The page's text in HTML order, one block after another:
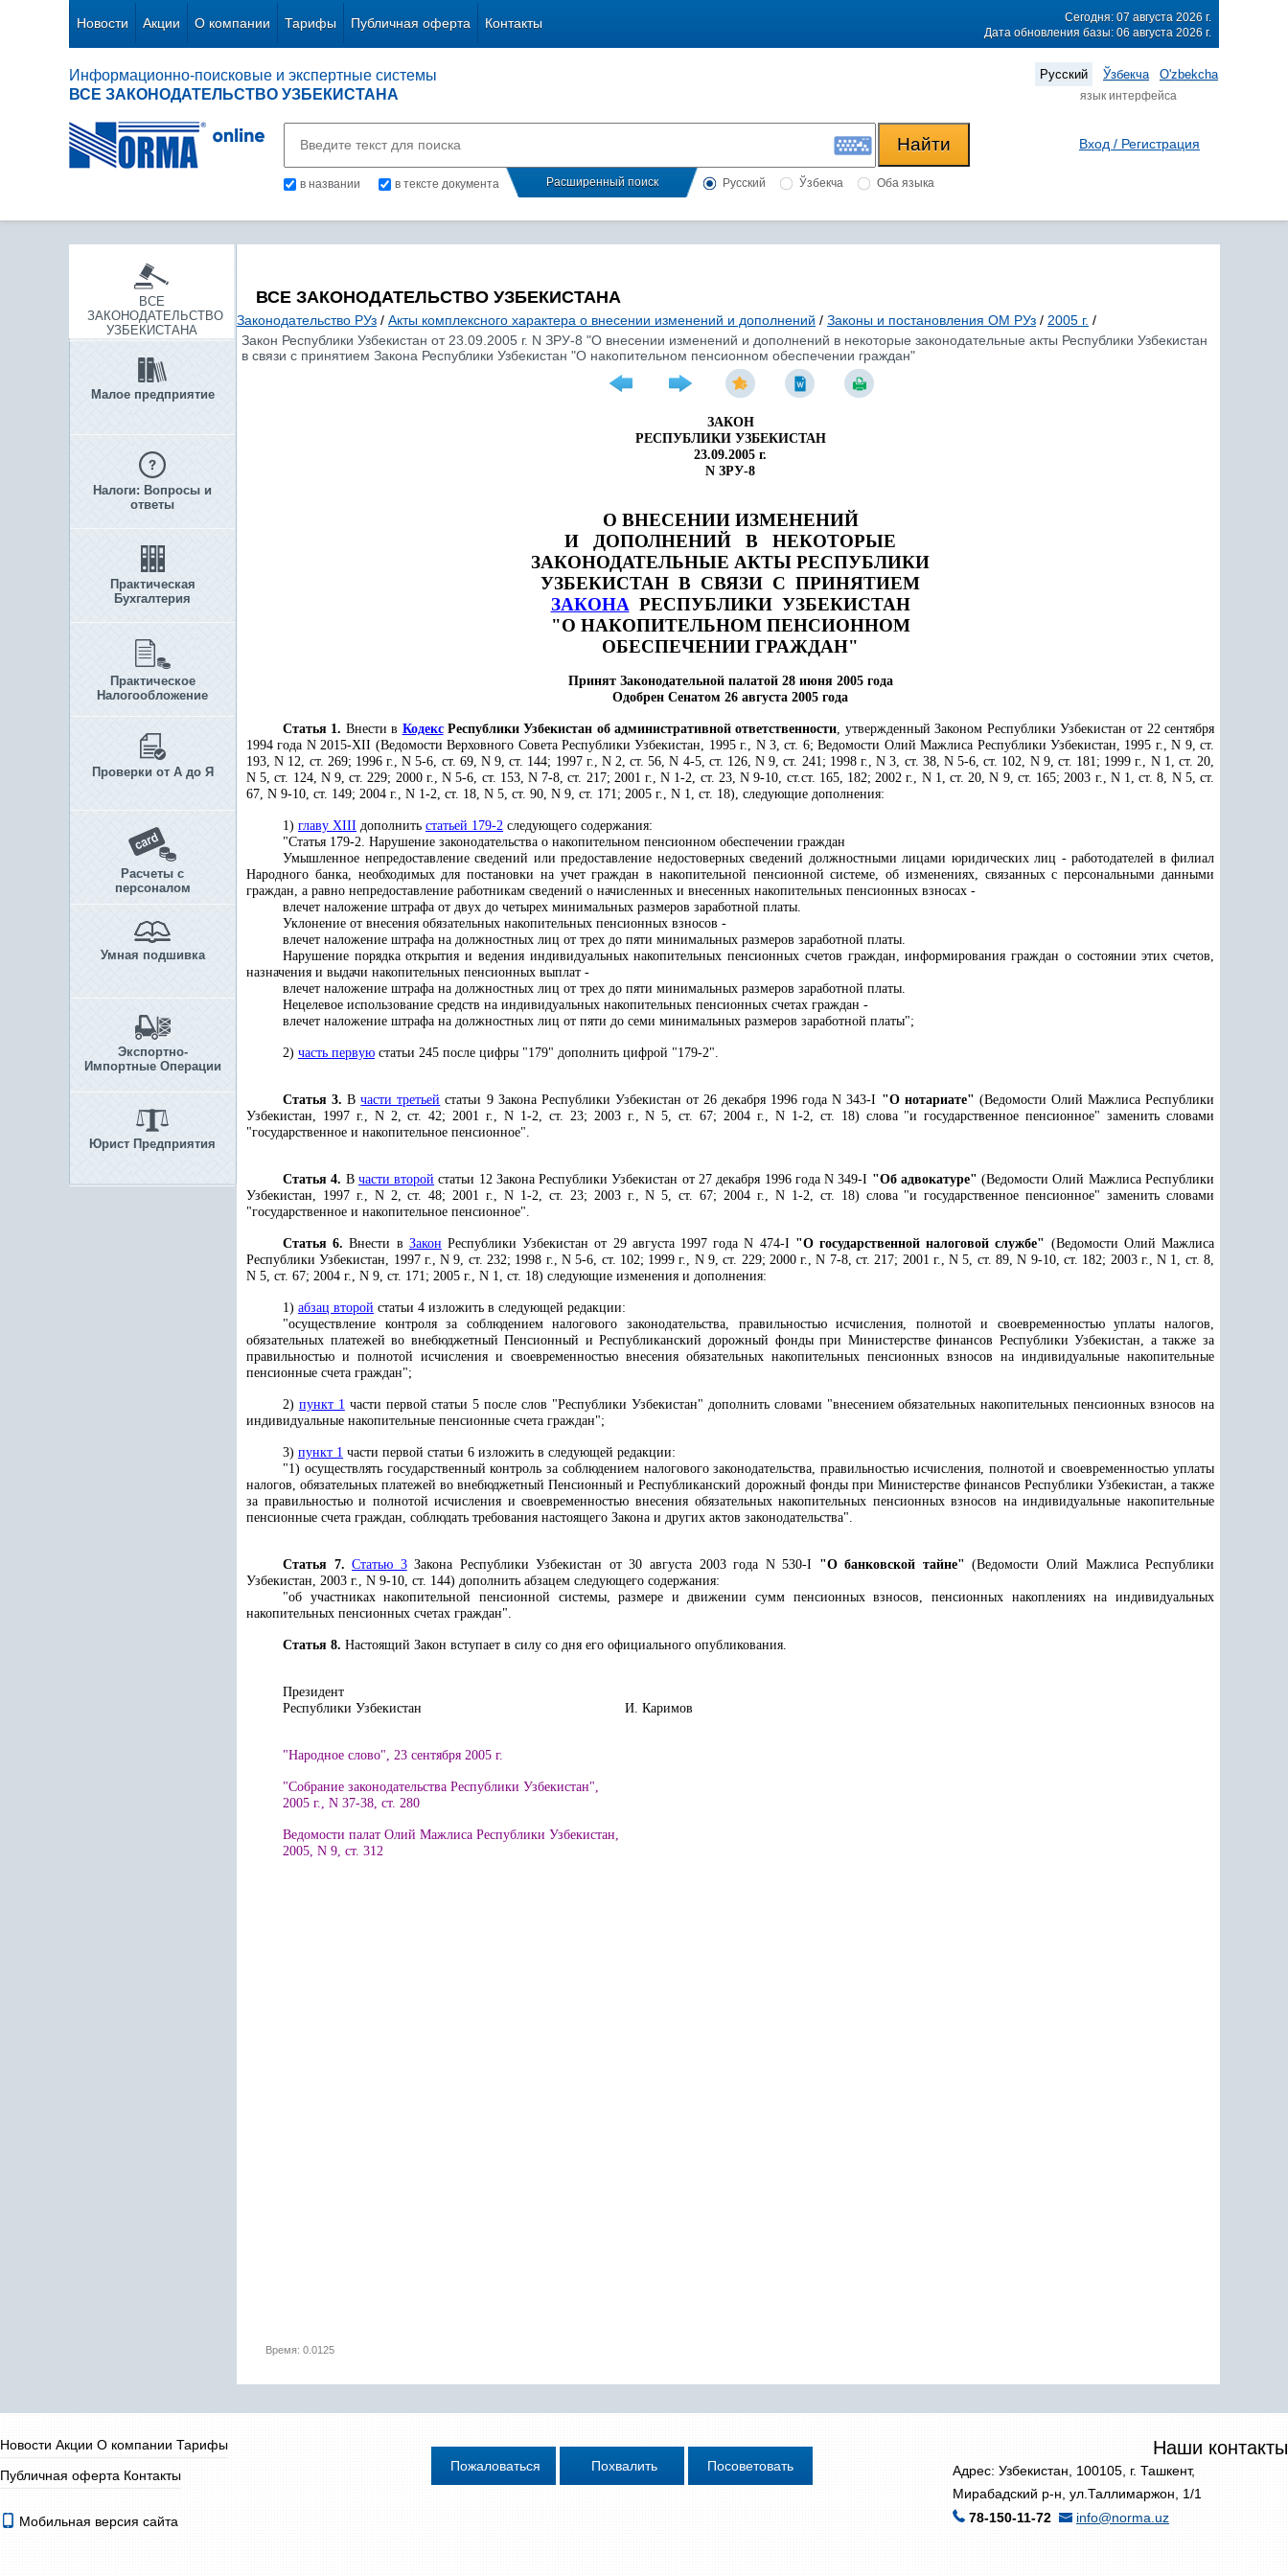
Новости Акции О компании Тарифы Публичная оферта Контакты
Сегодня: 07 августа 2026 г.
Дата обновления базы: 06 августа 2026 г.
Информационно-поисковые и экспертные системы
ВСЕ ЗАКОНОДАТЕЛЬСТВО УЗБЕКИСТАНА
Русский Ўзбекча O'zbekcha
язык интерфейса
в названии в тексте документа Расширенный поиск Русский Ўзбекча Оба языка
Вход / Регистрация
ВСЕ
ЗАКОНОДАТЕЛЬСТВО
УЗБЕКИСТАНА
Малое предприятие
Налоги: Вопросы и
ответы
Практическая
Бухгалтерия
Практическое
Налогообложение
Проверки от А до Я
Расчеты с
персоналом
Умная подшивка
Экспортно-
Импортные Операции
Юрист Предприятия
ВСЕ ЗАКОНОДАТЕЛЬСТВО УЗБЕКИСТАНА
Законодательство РУз / Акты комплексного характера о внесении изменений и дополнений / Законы и постановления ОМ РУз / 2005 г. /
Закон Республики Узбекистан от 23.09.2005 г. N ЗРУ-8 "О внесении изменений и дополнений в некоторые законодательные акты Республики Узбекистан
в связи с принятием Закона Республики Узбекистан "О накопительном пенсионном обеспечении граждан"
ЗАКОН
РЕСПУБЛИКИ УЗБЕКИСТАН
23.09.2005 г.
N ЗРУ-8
О ВНЕСЕНИИ ИЗМЕНЕНИЙ
И ДОПОЛНЕНИЙ В НЕКОТОРЫЕ
ЗАКОНОДАТЕЛЬНЫЕ АКТЫ РЕСПУБЛИКИ
УЗБЕКИСТАН В СВЯЗИ С ПРИНЯТИЕМ
ЗАКОНА РЕСПУБЛИКИ УЗБЕКИСТАН
"О НАКОПИТЕЛЬНОМ ПЕНСИОННОМ
ОБЕСПЕЧЕНИИ ГРАЖДАН"
Принят Законодательной палатой 28 июня 2005 года
Одобрен Сенатом 26 августа 2005 года
Статья 1. Внести в КодексРеспублики Узбекистан об административной ответственности, утвержденный Законом Республики Узбекистан от 22 сентября
1994 года N 2015-ХII (Ведомости Верховного Совета Республики Узбекистан, 1995 г., N 3, ст. 6; Ведомости Олий Мажлиса Республики Узбекистан, 1995 г., N 9, ст.
193, N 12, ст. 269; 1996 г., N 5-6, ст. 69, N 9, ст. 144; 1997 г., N 2, ст. 56, N 4-5, ст. 126, N 9, ст. 241; 1998 г., N 3, ст. 38, N 5-6, ст. 102, N 9, ст. 181; 1999 г., N 1, ст. 20,
N 5, ст. 124, N 9, ст. 229; 2000 г., N 5-6, ст. 153, N 7-8, ст. 217; 2001 г., N 1-2, ст. 23, N 9-10, ст.ст. 165, 182; 2002 г., N 1, ст. 20, N 9, ст. 165; 2003 г., N 1, ст. 8, N 5, ст.
67, N 9-10, ст. 149; 2004 г., N 1-2, ст. 18, N 5, ст. 90, N 9, ст. 171; 2005 г., N 1, ст. 18), следующие дополнения:
1) главу XIII дополнить статьей 179-2 следующего содержания:
"Статья 179-2. Нарушение законодательства о накопительном пенсионном обеспечении граждан
Умышленное непредоставление сведений или предоставление недостоверных сведений должностными лицами юридических лиц - работодателей в филиал
Народного банка, необходимых для постановки на учет граждан в накопительной пенсионной системе, об изменениях, связанных с персональными данными
граждан, а равно непредоставление работникам сведений о начисленных и внесенных накопительных пенсионных взносах -
влечет наложение штрафа от двух до четырех минимальных размеров заработной платы.
Уклонение от внесения обязательных накопительных пенсионных взносов -
влечет наложение штрафа на должностных лиц от трех до пяти минимальных размеров заработной платы.
Нарушение порядка открытия и ведения индивидуальных накопительных пенсионных счетов граждан, информирования граждан о состоянии этих счетов,
назначения и выдачи накопительных пенсионных выплат -
влечет наложение штрафа на должностных лиц от трех до пяти минимальных размеров заработной платы.
Нецелевое использование средств на индивидуальных накопительных пенсионных счетах граждан -
влечет наложение штрафа на должностных лиц от пяти до семи минимальных размеров заработной платы";
2) часть первую статьи 245 после цифры "179" дополнить цифрой "179-2".
Статья 3. Вчасти третьей статьи 9 Закона Республики Узбекистан от 26 декабря 1996 года N 343-I "О нотариате" (Ведомости Олий Мажлиса Республики
Узбекистан, 1997 г., N 2, ст. 42; 2001 г., N 1-2, ст. 23; 2003 г., N 5, ст. 67; 2004 г., N 1-2, ст. 18) слова "и государственное пенсионное" заменить словами
"государственное и накопительное пенсионное".
Статья 4. В части второй статьи 12 Закона Республики Узбекистан от 27 декабря 1996 года N 349-I "Об адвокатуре" (Ведомости Олий Мажлиса Республики
Узбекистан, 1997 г., N 2, ст. 48; 2001 г., N 1-2, ст. 23; 2003 г., N 5, ст. 67; 2004 г., N 1-2, ст. 18) слова "и государственное пенсионное" заменить словами
"государственное и накопительное пенсионное".
Статья 6. Внести в Закон Республики Узбекистан от 29 августа 1997 года N 474-I "О государственной налоговой службе" (Ведомости Олий Мажлиса
Республики Узбекистан, 1997 г., N 9, ст. 232; 1998 г., N 5-6, ст. 102; 1999 г., N 9, ст. 229; 2000 г., N 7-8, ст. 217; 2001 г., N 5, ст. 89, N 9-10, ст. 182; 2003 г., N 1, ст. 8,
N 5, ст. 67; 2004 г., N 9, ст. 171; 2005 г., N 1, ст. 18) следующие изменения и дополнения:
1) абзац второй статьи 4 изложить в следующей редакции:
"осуществление контроля за соблюдением налогового законодательства, правильностью исчисления, полнотой и своевременностью уплаты налогов,
обязательных платежей во внебюджетный Пенсионный и Республиканский дорожный фонды при Министерстве финансов Республики Узбекистан, а также за
правильностью и полнотой исчисления и своевременностью внесения обязательных накопительных пенсионных взносов на индивидуальные накопительные
пенсионные счета граждан";
2) пункт 1 части первой статьи 5 после слов "Республики Узбекистан" дополнить словами "внесением обязательных накопительных пенсионных взносов на
индивидуальные накопительные пенсионные счета граждан";
3) пункт 1 части первой статьи 6 изложить в следующей редакции:
"1) осуществлять государственный контроль за соблюдением налогового законодательства, правильностью исчисления, полнотой и своевременностью уплаты
налогов, обязательных платежей во внебюджетный Пенсионный и Республиканский дорожный фонды при Министерстве финансов Республики Узбекистан, а также
за правильностью и полнотой исчисления и своевременностью внесения обязательных накопительных пенсионных взносов на индивидуальные накопительные
пенсионные счета граждан, соблюдать требования настоящего Закона и других актов законодательства".
Статья 7. Статью 3Закона Республики Узбекистан от 30 августа 2003 года N 530-I "О банковской тайне" (Ведомости Олий Мажлиса Республики
Узбекистан, 2003 г., N 9-10, ст. 144) дополнить абзацем следующего содержания:
"об участниках накопительной пенсионной системы, размере и движении сумм пенсионных взносов, пенсионных накоплениях на индивидуальных
накопительных пенсионных счетах граждан".
Статья 8. Настоящий Закон вступает в силу со дня его официального опубликования.
Президент
Республики Узбекистан И. Каримов
"Народное слово", 23 сентября 2005 г.
"Собрание законодательства Республики Узбекистан",
2005 г., N 37-38, ст. 280
Ведомости палат Олий Мажлиса Республики Узбекистан,
2005, N 9, ст. 312
Время: 0.0125
Новости Акции О компании Тарифы
Публичная оферта Контакты
Наши контакты
Адрес: Узбекистан, 100105, г. Ташкент,
Мирабадский р-н, ул.Таллимаржон, 1/1
78-150-11-72
info@norma.uz
Мобильная версия сайта